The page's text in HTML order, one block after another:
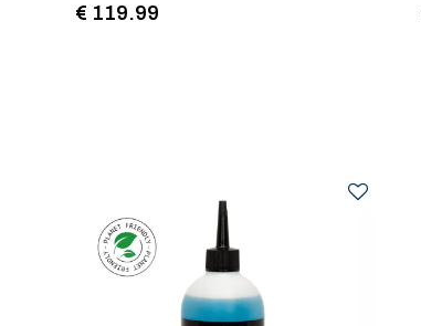
€ 119.99